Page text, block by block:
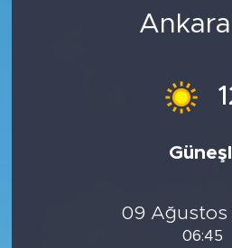
Ankara
09 Ağustos
06:45
BİLİM-TEKNOLOJİ